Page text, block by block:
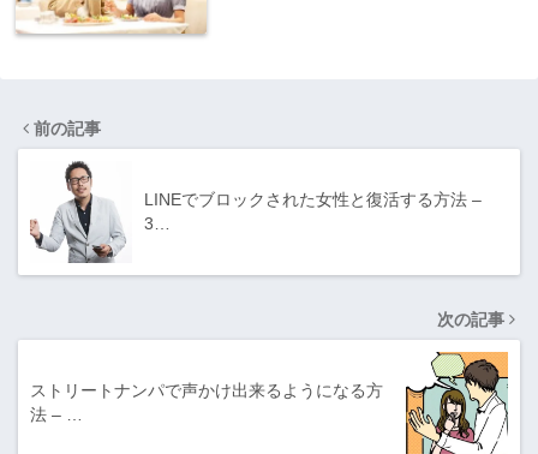
前の記事
LINEでブロックされた女性と復活する方法 –
3…
次の記事
ストリートナンパで声かけ出来るようになる方
法 – …